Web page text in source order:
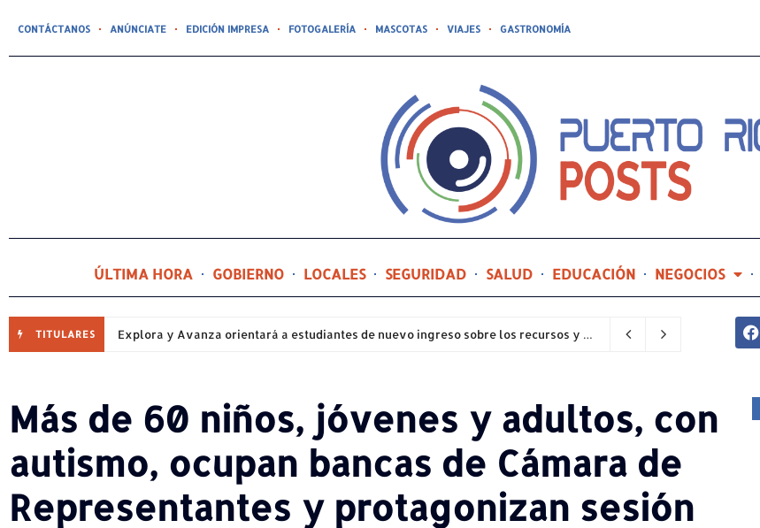
CONTÁCTANOS ANÚNCIATE EDICIÓN IMPRESA FOTOGALERÍA MASCOTAS VIAJES GASTRONOMÍA
ÚLTIMA HORA GOBIERNO LOCALES SEGURIDAD SALUD EDUCACIÓN NEGOCIOS
TITULARES Explora y Avanza orientará a estudiantes de nuevo ingreso sobre los recursos y servicios del RUM 3 minutos ago
Más de 60 niños, jóvenes y adultos, con
autismo, ocupan bancas de Cámara de
Representantes y protagonizan sesión